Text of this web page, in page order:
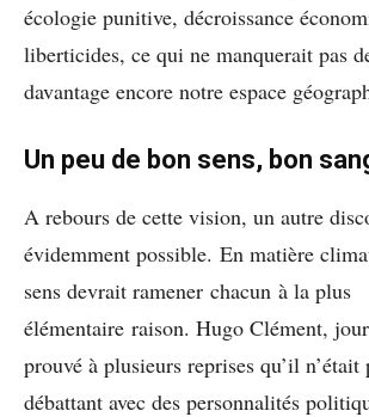
écologie punitive, décroissance
liberticides, ce qui ne manquerait pas
davantage encore notre espace
Un peu de bon sens, bon
A rebours de cette vision, un autre
évidemment possible. En matière
sens devrait ramener chacun à la plus
élémentaire raison. Hugo Clément,
prouvé à plusieurs reprises qu’il n’était
débattant avec des personnalités